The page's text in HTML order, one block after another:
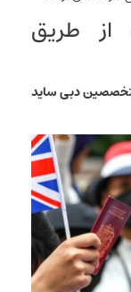
از طریق
دبی ساید